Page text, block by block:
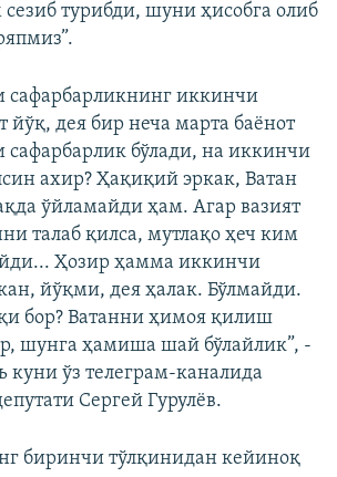
сезиб турибди, шуни ҳисобга олиб
сафарбарликнинг иккинчи
йўқ, дея бир неча марта баёнот
сафарбарлик бўлади, на иккинчи
ахир? Ҳақиқий эркак, Ватан
ўйламайди ҳам. Агар вазият
талаб қилса, мутлақо ҳеч ким
Ҳозир ҳамма иккинчи
йўқми, дея ҳалак. Бўлмайди.
бор? Ватанни ҳимоя қилиш
шунга ҳамиша шай бўлайлик”, -
куни ўз телеграм-каналида
Сергей Гурулёв.
биринчи тўлқинидан кейиноқ